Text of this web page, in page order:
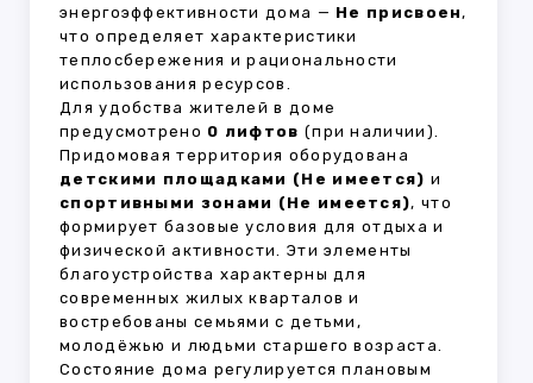
энергоэффективности дома — Не присвоен,
что определяет характеристики
теплосбережения и рациональности
использования ресурсов.
Для удобства жителей в доме
предусмотрено 0 лифтов (при наличии).
Придомовая территория оборудована
детскими площадками (Не имеется) и
спортивными зонами (Не имеется), что
формирует базовые условия для отдыха и
физической активности. Эти элементы
благоустройства характерны для
современных жилых кварталов и
востребованы семьями с детьми,
молодёжью и людьми старшего возраста.
Состояние дома регулируется плановым